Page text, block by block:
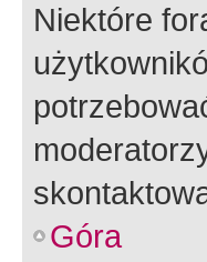
Niektóre
Góra